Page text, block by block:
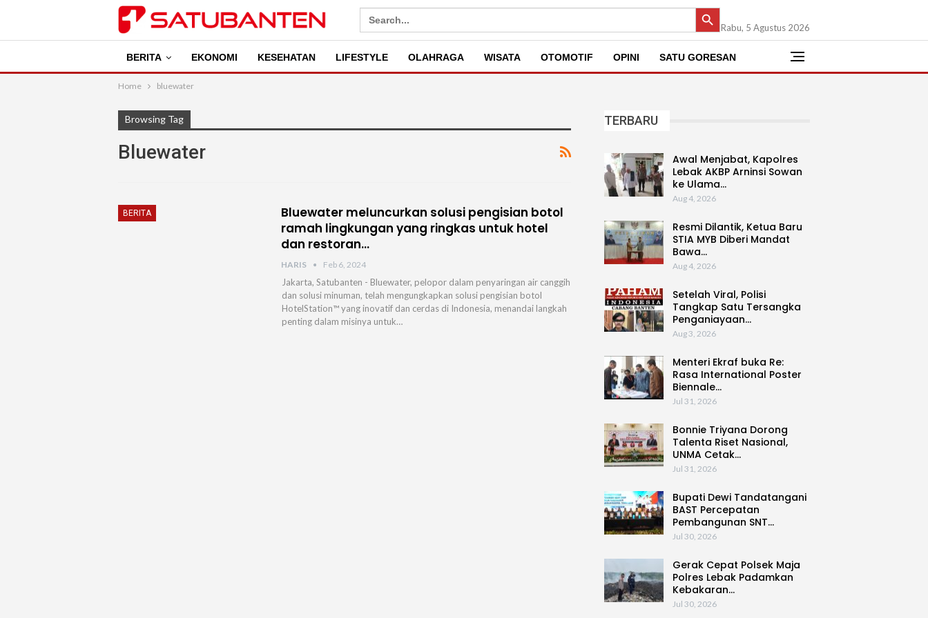
Search
for:
SEARCH BUTTON
Rabu, 5 Agustus 2026
BERITA EKONOMI KESEHATAN LIFESTYLE OLAHRAGA WISATA OTOMOTIF OPINI SATU GORESAN
Home bluewater
Browsing Tag
Bluewater
BERITA
Bluewater meluncurkan solusi pengisian botol
ramah lingkungan yang ringkas untuk hotel
dan restoran…
HARIS Feb 6, 2024
Jakarta, Satubanten - Bluewater, pelopor dalam penyaringan air canggih
dan solusi minuman, telah mengungkapkan solusi pengisian botol
HotelStation™ yang inovatif dan cerdas di Indonesia, menandai langkah
penting dalam misinya untuk…
TERBARU
Awal Menjabat, Kapolres
Lebak AKBP Arninsi Sowan
ke Ulama…
Aug 4, 2026
Resmi Dilantik, Ketua Baru
STIA MYB Diberi Mandat
Bawa…
Aug 4, 2026
Setelah Viral, Polisi
Tangkap Satu Tersangka
Penganiayaan…
Aug 3, 2026
Menteri Ekraf buka Re:
Rasa International Poster
Biennale…
Jul 31, 2026
Bonnie Triyana Dorong
Talenta Riset Nasional,
UNMA Cetak…
Jul 31, 2026
Bupati Dewi Tandatangani
BAST Percepatan
Pembangunan SNT…
Jul 30, 2026
Gerak Cepat Polsek Maja
Polres Lebak Padamkan
Kebakaran…
Jul 30, 2026